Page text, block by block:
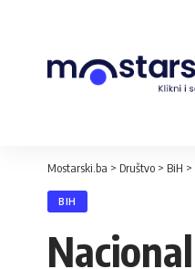
Mostarski.ba > Društvo > BiH >
BIH